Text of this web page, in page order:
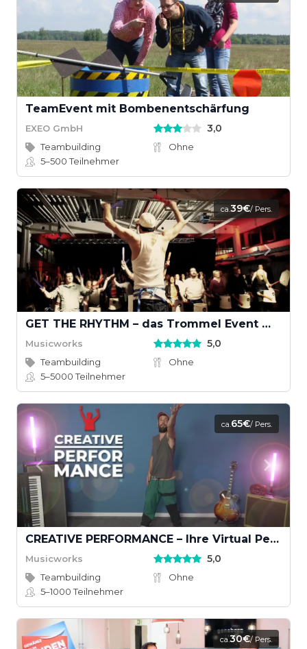
TeamEvent mit Bombenentschärfung
EXEO GmbH 3,0
Teambuilding
Ohne
5–500Teilnehmer
ca.39€/ Pers.
GET THE RHYTHM – das Trommel Event mit Groove
Musicworks 5,0
Teambuilding
Ohne
5–5000Teilnehmer
ca.65€/ Pers.
CREATIVE PERFORMANCE – Ihre Virtual Performance mit Musikvideodreh
Musicworks 5,0
Teambuilding
Ohne
5–1000Teilnehmer
ca.30€/ Pers.